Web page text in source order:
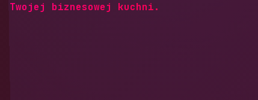
Twojej biznesowej kuchni.